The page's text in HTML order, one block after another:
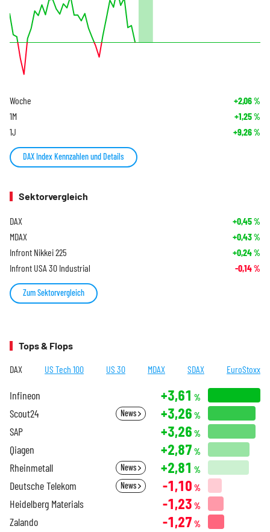
Woche +2,06%
1M +1,25%
1J +9,26%
DAX Index Kennzahlen und Details
Sektorvergleich
DAX +0,45%
MDAX +0,43%
Infront Nikkei 225 +0,24%
Infront USA 30 Industrial -0,14%
Zum Sektorvergleich
Tops & Flops
DAX US Tech 100 US 30 MDAX SDAX EuroStoxx
Infineon +3,61 %
Scout24 News +3,26 %
SAP +3,26 %
Qiagen +2,87 %
Rheinmetall News +2,81 %
Deutsche Telekom News -1,10 %
Heidelberg Materials -1,23 %
Zalando -1,27 %